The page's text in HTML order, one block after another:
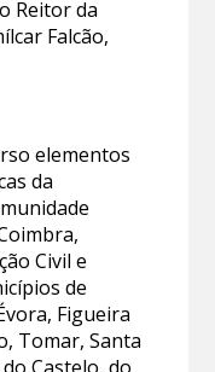
Reitor da
Falcão,
elementos
da
Civil e
de
Figueira
Tomar, Santa